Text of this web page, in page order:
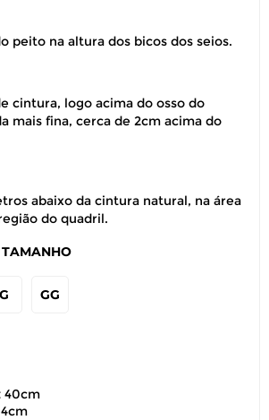
peito na altura dos bicos dos seios.
cintura, logo acima do osso do
mais fina, cerca de 2cm acima do
abaixo da cintura natural, na área
do quadril.
TAMANHO
G GG
40cm